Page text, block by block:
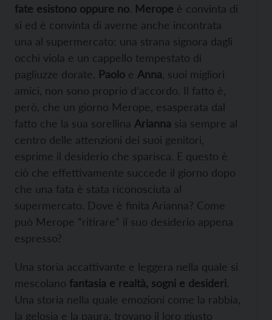
fate esistono oppure no. Merope è convinta di
sì ed è convinta di averne anche incontrata
una al supermercato: una strana signora dagli
occhi viola e un cappello tempestato di
pagliuzze dorate. Paolo e Anna , suoi migliori
amici, non sono proprio d’accordo. Il fatto è,
però, che un giorno Merope, esasperata dal
fatto che la sua sorellina Arianna sia sempre al
centro delle attenzioni dei suoi genitori,
esprime il desiderio che sparisca. E questo è
ciò che effettivamente succede il giorno dopo
che una fata è stata riconosciuta al
supermercato. Dove è finita Arianna? Come
può Merope “ritirare” il suo desiderio appena
espresso?
Una storia accattivante e leggera nella quale si
mescolano fantasia e realtà, sogni e desideri.
Una storia nella quale emozioni come la rabbia,
la gelosia e la paura, trovano il loro giusto